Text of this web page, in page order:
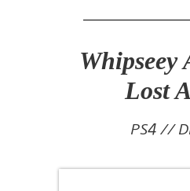
Whipseey
Lost
PS4 //